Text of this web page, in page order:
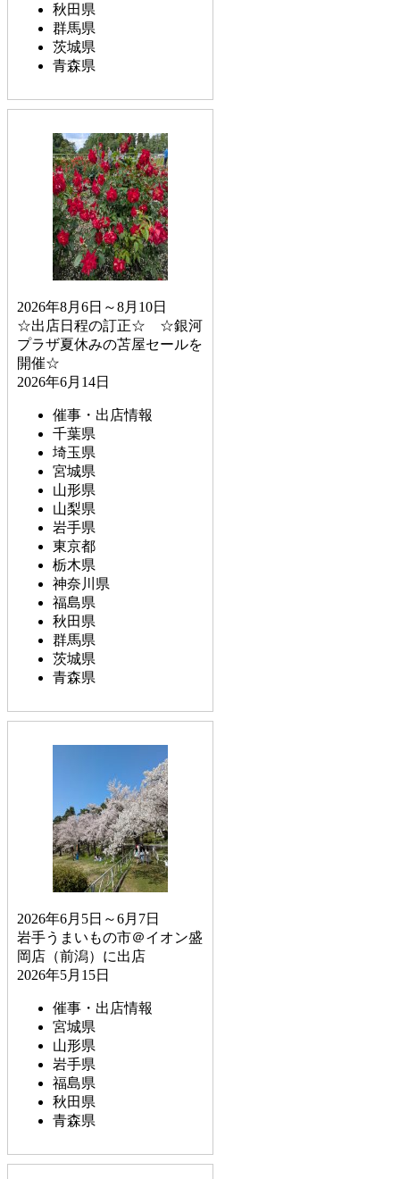
秋田県
群馬県
茨城県
青森県
2026年8月6日～8月10日
☆出店日程の訂正☆ ☆銀河
プラザ夏休みの苫屋セールを
開催☆
2026年6月14日
催事・出店情報
千葉県
埼玉県
宮城県
山形県
山梨県
岩手県
東京都
栃木県
神奈川県
福島県
秋田県
群馬県
茨城県
青森県
2026年6月5日～6月7日
岩手うまいもの市＠イオン盛
岡店（前潟）に出店
2026年5月15日
催事・出店情報
宮城県
山形県
岩手県
福島県
秋田県
青森県